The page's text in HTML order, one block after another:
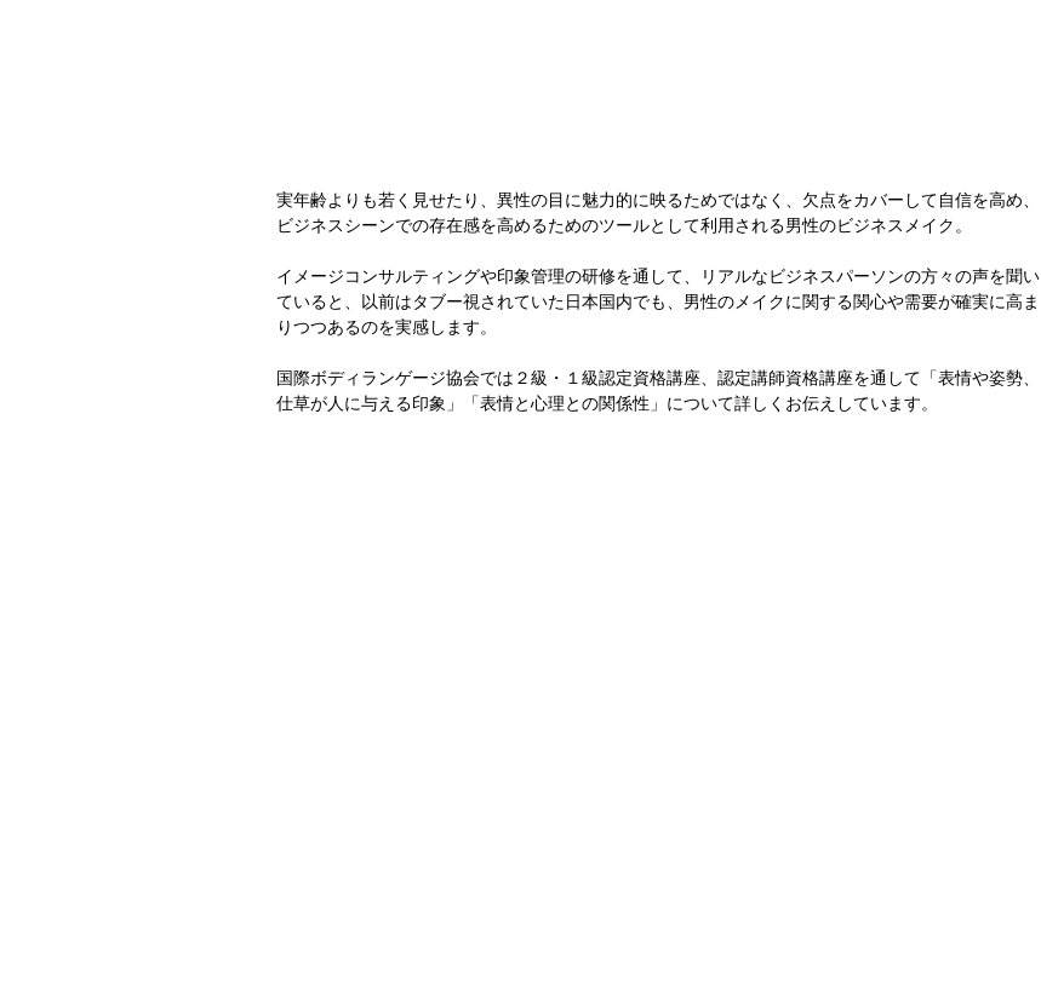
実年齢よりも若く見せたり、異性の目に魅力的に映るためではなく、欠点をカバーして自信を高め、
ビジネスシーンでの存在感を高めるためのツールとして利用される男性のビジネスメイク。
イメージコンサルティングや印象管理の研修を通して、リアルなビジネスパーソンの方々の声を聞い
ていると、以前はタブー視されていた日本国内でも、男性のメイクに関する関心や需要が確実に高ま
りつつあるのを実感します。
国際ボディランゲージ協会では２級・１級認定資格講座、認定講師資格講座を通して「表情や姿勢、
仕草が人に与える印象」「表情と心理との関係性」について詳しくお伝えしています。